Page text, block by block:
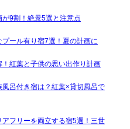
9割！絶景5選と注意点
ール有り宿7選！夏の計画に
紅葉と子供の思い出作り計画
呂付き宿は？紅葉×貸切風呂で
フリーを両立する宿5選！三世